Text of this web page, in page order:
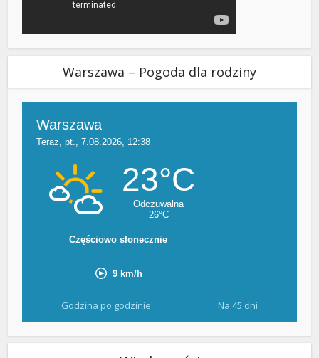
Warszawa – Pogoda dla rodziny
Godzina po godzinie Na 45 dni